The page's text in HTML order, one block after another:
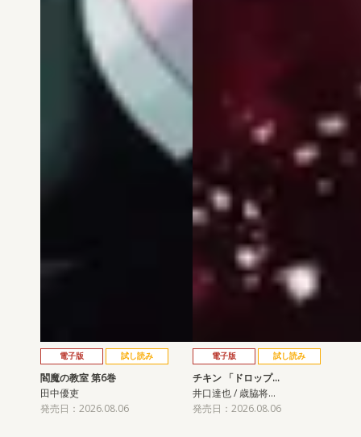
電子版 試し読み
閻魔の教室 第6巻
田中優吏
発売日：2026.08.06
電子版 試し読み
チキン 「ドロップ…
井口達也 / 歳脇将…
発売日：2026.08.06